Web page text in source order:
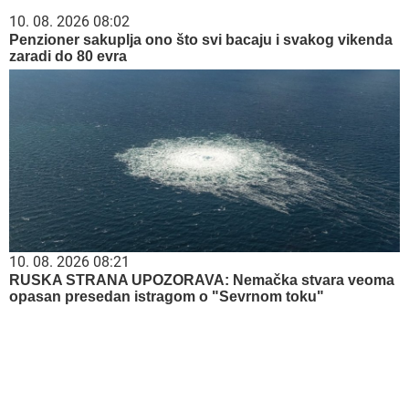
10. 08. 2026 08:02
Penzioner sakuplja ono što svi bacaju i svakog vikenda
zaradi do 80 evra
10. 08. 2026 08:21
RUSKA STRANA UPOZORAVA: Nemačka stvara veoma
opasan presedan istragom o "Sevrnom toku"